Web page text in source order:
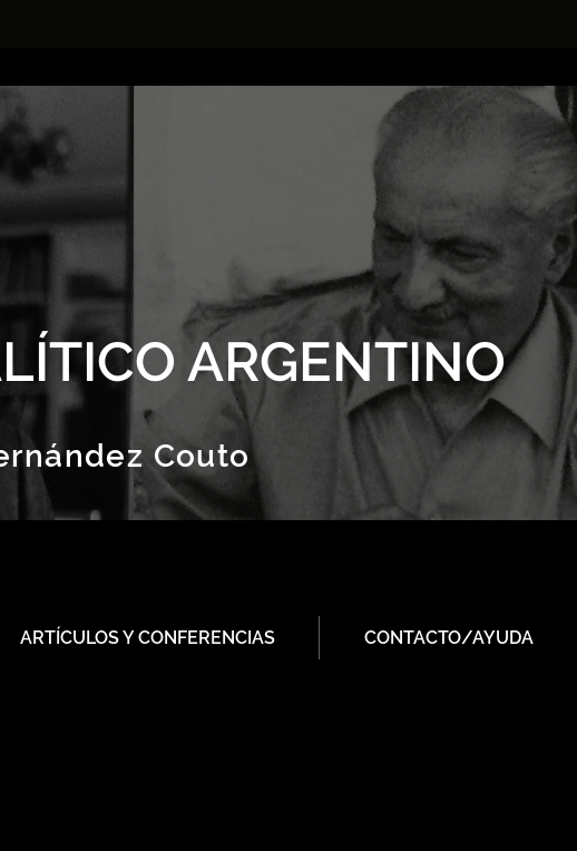
ARGENTINO
Couto
ARTÍCULOS Y CONFERENCIAS CONTACTO/AYUDA